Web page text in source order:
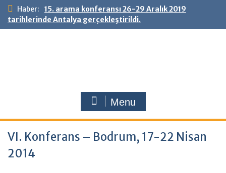
Skip
content
Haber:
15. arama konferansı 26-29 Aralık 2019
tarihlerinde Antalya gerçekleştirildi.
Menu
VI. Konferans – Bodrum, 17-22 Nisan
2014